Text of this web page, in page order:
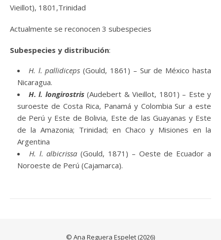
Vieillot), 1801,Trinidad
Actualmente se reconocen 3 subespecies
Subespecies y distribución:
H. l. pallidiceps (Gould, 1861) – Sur de México hasta
Nicaragua.
H. l. longirostris(Audebert & Vieillot, 1801) – Este y
suroeste de Costa Rica, Panamá y Colombia Sur a este
de Perú y Este de Bolivia, Este de las Guayanas y Este
de la Amazonia; Trinidad; en Chaco y Misiones en la
Argentina
H. l. albicrissa (Gould, 1871) – Oeste de Ecuador a
Noroeste de Perú (Cajamarca).
© Ana Reguera Espelet (2026)